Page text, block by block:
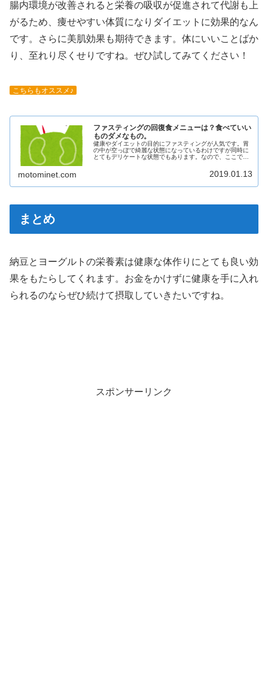
腸内環境が改善されると栄養の吸収が促進されて代謝も上
がるため、痩せやすい体質になりダイエットに効果的なん
です。さらに美肌効果も期待できます。体にいいことばか
り、至れり尽くせりですね。ぜひ試してみてください！
こちらもオススメ♪
ファスティングの回復食メニューは？食べていい
ものダメなもの。
健康やダイエットの目的にファスティングが人気です。胃
の中が空っぽで綺麗な状態になっているわけですが同時に
とてもデリケートな状態でもあります。なので、ここでい
ングも失敗するだけでなく体調を崩してしまう可能性もあ
るのでファスティングの回復食をしっかり把握しておきま
motominet.com 2019.01.13
まとめ
納豆とヨーグルトの栄養素は健康な体作りにとても良い効
果をもたらしてくれます。お金をかけずに健康を手に入れ
られるのならぜひ続けて摂取していきたいですね。
スポンサーリンク